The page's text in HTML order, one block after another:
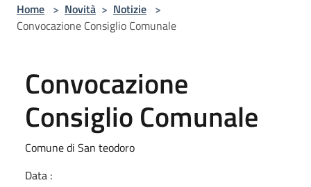
Home > Novità > Notizie >
Convocazione Consiglio Comunale
Convocazione
Consiglio Comunale
Comune di San teodoro
Data :